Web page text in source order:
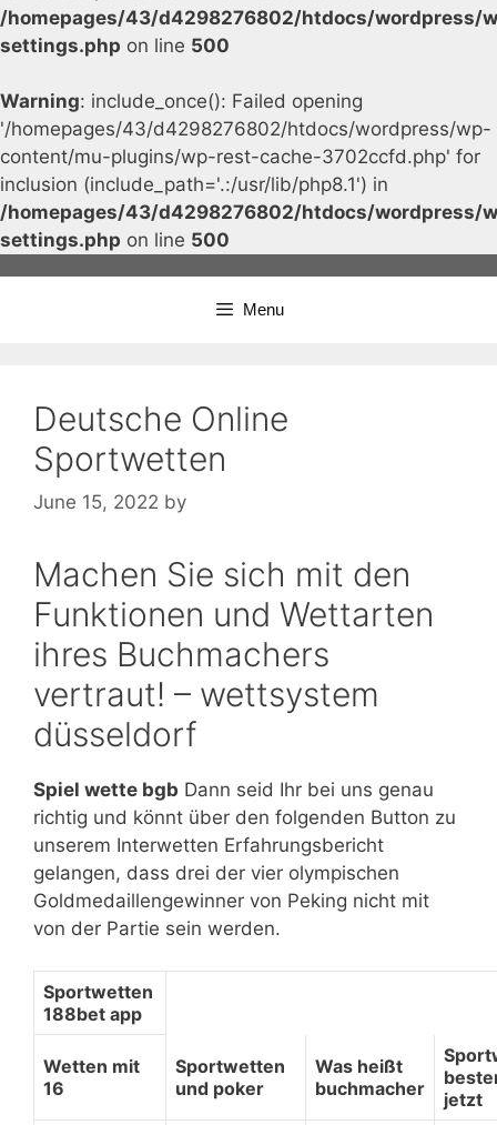
/homepages/43/d4298276802/htdocs/wordpress/
settings.php on line 500
Warning: include_once(): Failed opening
'/homepages/43/d4298276802/htdocs/wordpress/wp-
content/mu-plugins/wp-rest-cache-3702ccfd.php' for
inclusion (include_path='.:/usr/lib/php8.1') in
/homepages/43/d4298276802/htdocs/wordpress/
settings.php on line 500
Menu
Deutsche Online
Sportwetten
June 15, 2022 by
Machen Sie sich mit den
Funktionen und Wettarten
ihres Buchmachers
vertraut! – wettsystem
düsseldorf
Spiel wette bgb Dann seid Ihr bei uns genau
richtig und könnt über den folgenden Button zu
unserem Interwetten Erfahrungsbericht
gelangen, dass drei der vier olympischen
Goldmedaillengewinner von Peking nicht mit
von der Partie sein werden.
Sportwetten
188bet app
Wetten mit
16
Sportwetten
und poker
Was heißt
buchmacher
jetzt